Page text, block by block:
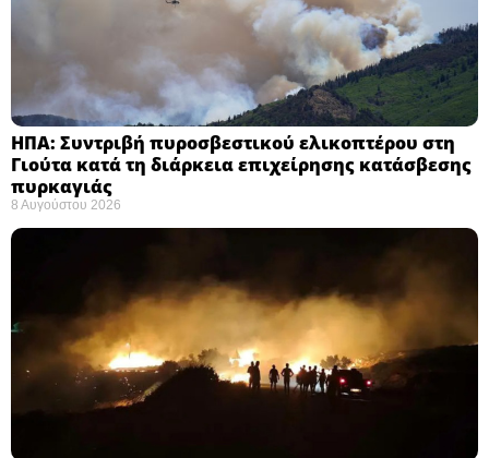
ΗΠΑ: Συντριβή πυροσβεστικού ελικοπτέρου στη
Γιούτα κατά τη διάρκεια επιχείρησης κατάσβεσης
πυρκαγιάς ​
8 Αυγούστου 2026